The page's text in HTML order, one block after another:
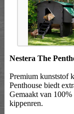
Nestera The
Premium kunststof
Penthouse biedt
Gemaakt van
kippenren.